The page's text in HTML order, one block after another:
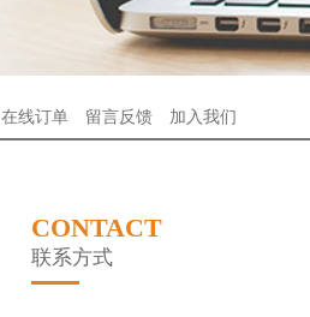
在线订单 留言反馈 加入我们
CONTACT
联系方式